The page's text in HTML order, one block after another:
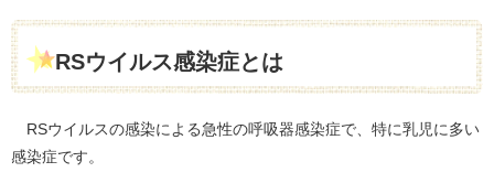
RSウイルス感染症とは
RSウイルスの感染による急性の呼吸器感染症で、特に乳児に多い
感染症です。